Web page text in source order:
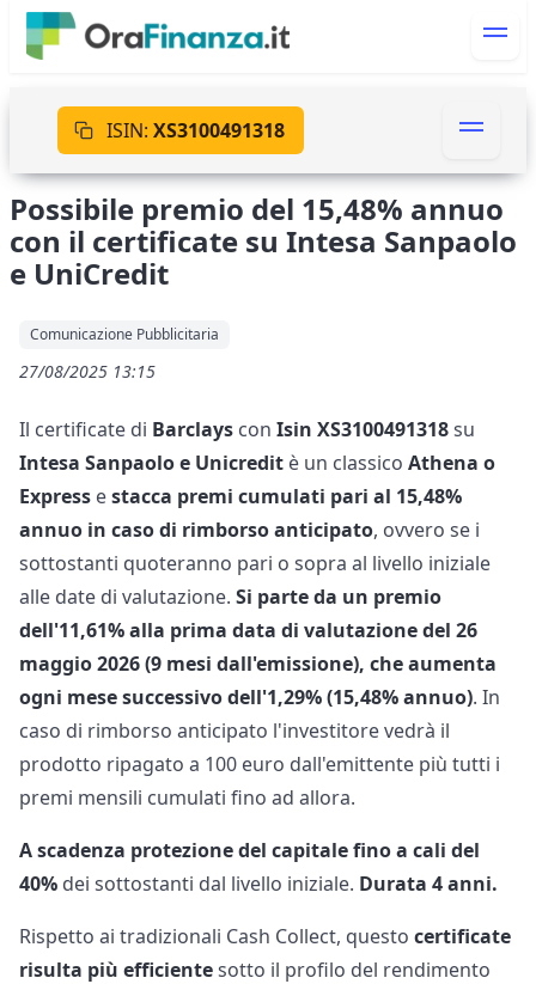
ISIN: XS3100491318
Possibile premio del 15,48% annuo
con il certificate su Intesa Sanpaolo
e UniCredit
Comunicazione Pubblicitaria
27/08/2025 13:15
Il certificate di Barclays con Isin XS3100491318su
Intesa Sanpaolo e Unicredit è un classico Athena o
Express estacca premi cumulati pari al 15,48%
annuo in caso di rimborso anticipato, ovvero se i
sottostanti quoteranno pari o sopra al livello iniziale
alle date di valutazione. Si parte da un premio
dell'11,61% alla prima data di valutazione del 26
maggio 2026 (9 mesi dall'emissione), che aumenta
ogni mese successivo dell'1,29% (15,48% annuo). In
caso di rimborso anticipato l'investitore vedrà il
prodotto ripagato a 100 euro dall'emittente più tutti i
premi mensili cumulati fino ad allora.
A scadenza protezione del capitale fino a cali del
40% dei sottostanti dal livello iniziale. Durata 4 anni.
Rispetto ai tradizionali Cash Collect, questo certificate
risulta più efficientesotto il profilo del rendimento